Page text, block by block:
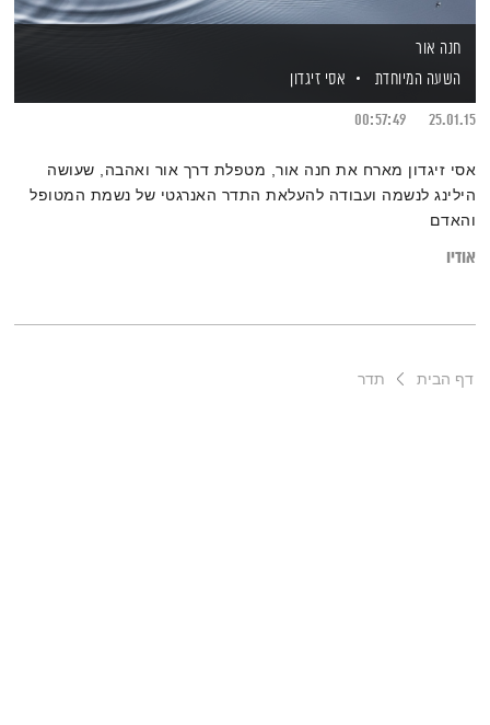
חנה אור
השעה המיוחדת
אסי זיגדון
25.01.15
00:57:49
אסי זיגדון מארח את חנה אור, מטפלת דרך אור ואהבה, שעושה
הילינג לנשמה ועבודה להעלאת התדר האנרגטי של נשמת המטופל
והאדם
אודיו
דף הבית תדר